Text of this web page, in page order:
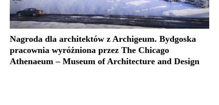
Nagroda dla architektów z Archigeum. Bydgoska
pracownia wyróżniona przez The Chicago
Athenaeum – Museum of Architecture and Design